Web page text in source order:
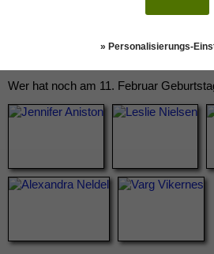
Wer hat noch am 11. Februar
» Personalisierungs-